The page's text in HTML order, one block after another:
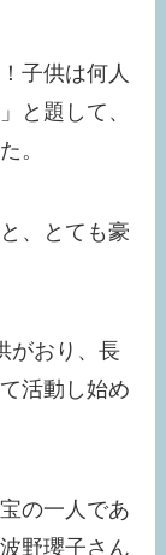
子供は何人
と題して、
。
、とても豪
がおり、長
活動し始め
の一人であ
野瓔子さん